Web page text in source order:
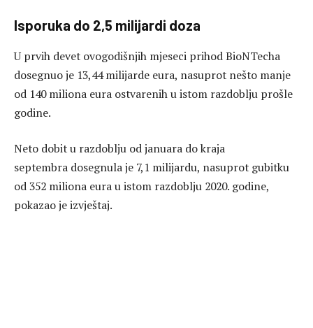
Isporuka do 2,5 milijardi doza
U prvih devet ovogodišnjih mjeseci prihod BioNTecha
dosegnuo je 13,44 milijarde eura, nasuprot nešto manje
od 140 miliona eura ostvarenih u istom razdoblju prošle
godine.
Neto dobit u razdoblju od januara do kraja
septembra dosegnula je 7,1 milijardu, nasuprot gubitku
od 352 miliona eura u istom razdoblju 2020. godine,
pokazao je izvještaj.